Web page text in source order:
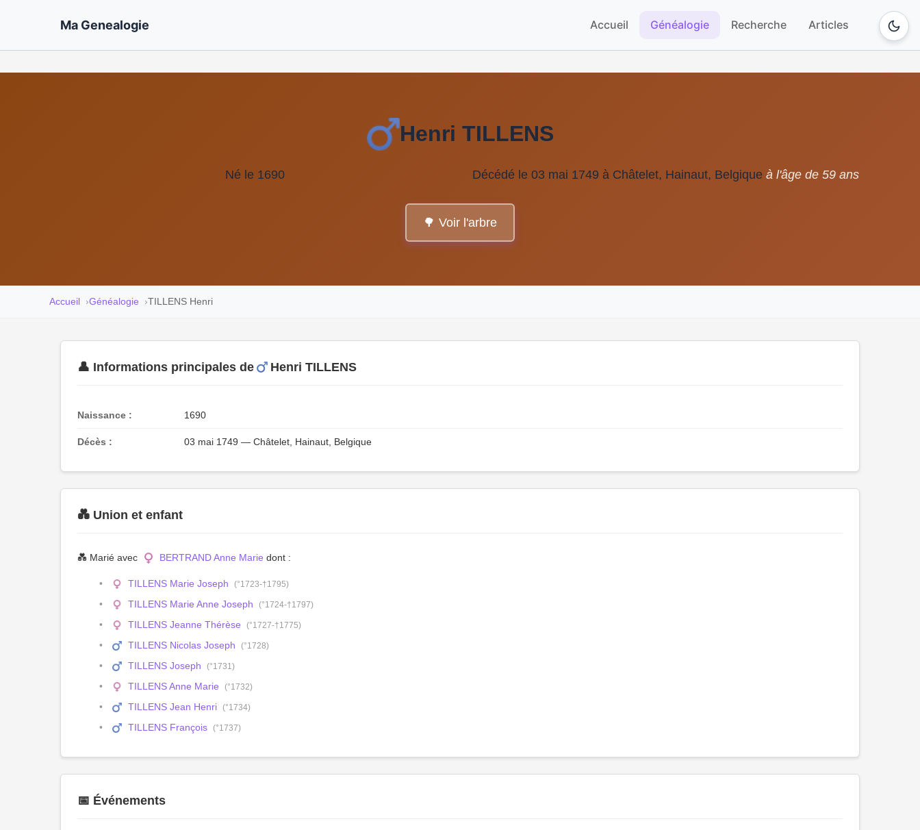
Ma Genealogie Accueil Généalogie Recherche Articles
Henri TILLENS
Né le 1690 Décédé le 03 mai 1749 à Châtelet, Hainaut, Belgique à l'âge de 59 ans
🌳 Voir l'arbre
Accueil Généalogie TILLENS Henri
👤 Informations principales de Henri TILLENS
Naissance : 1690
Décès : 03 mai 1749 — Châtelet, Hainaut, Belgique
💑 Union et enfant
💑 Marié avec BERTRAND Anne Marie dont :
TILLENS Marie Joseph (°1723-†1795)
TILLENS Marie Anne Joseph (°1724-†1797)
TILLENS Jeanne Thérèse (°1727-†1775)
TILLENS Nicolas Joseph (°1728)
TILLENS Joseph (°1731)
TILLENS Anne Marie (°1732)
TILLENS Jean Henri (°1734)
TILLENS François (°1737)
📅 Événements